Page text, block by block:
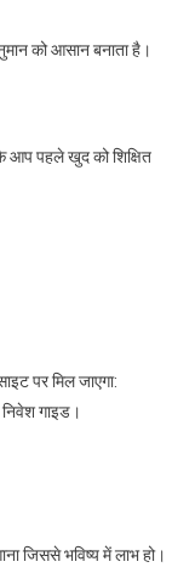
को आसान बनाता है।
आप पहले खुद को शिक्षित
पर मिल जाएगा:
गाइड।
जिससे भविष्य में लाभ हो।